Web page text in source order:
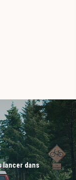
lancer dans